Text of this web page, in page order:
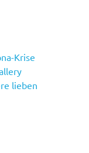
Krise
lieben